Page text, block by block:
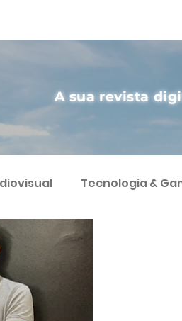
A sua revista
Tecnologia &
Sustentável